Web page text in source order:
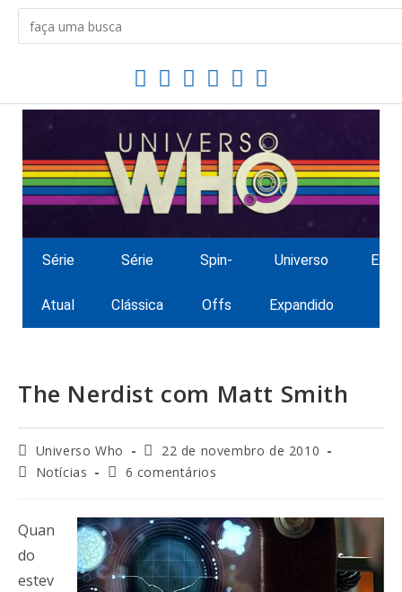
Série
Atual
Série
Clássica
Spin-
Offs
Universo
Expandido
The Nerdist com Matt Smith
Universo Who
22 de novembro de 2010
Notícias
6 comentários
Quan
do
estev